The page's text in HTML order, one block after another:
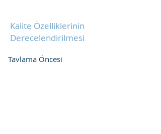
Kalite Özelliklerinin
Derecelendirilmesi
Tavlama Öncesi